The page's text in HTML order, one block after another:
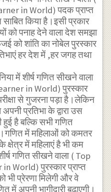
in World) पदक प्राप्त
किया है।इसी प्रकार
को पनाह देने वाला देश समझा
को शांति का नोबेल पुरस्कार
हर देश में ,हर जगह तथा
में शीर्ष गणित सीखने वाला
in World) पुरस्कार
से गुजरना पड़ा है।लेकिन
प्रतिभा के द्वारा उस
हुई है बल्कि सभी गणित
में महिलाओं को कमतर
में महिलाएं है भी कम
गणित सीखने वाला ( Top
World) पुरस्कार प्राप्त
प्रेरणा मिलेगी और वे
अपनी भागीदारी बढाएगी।